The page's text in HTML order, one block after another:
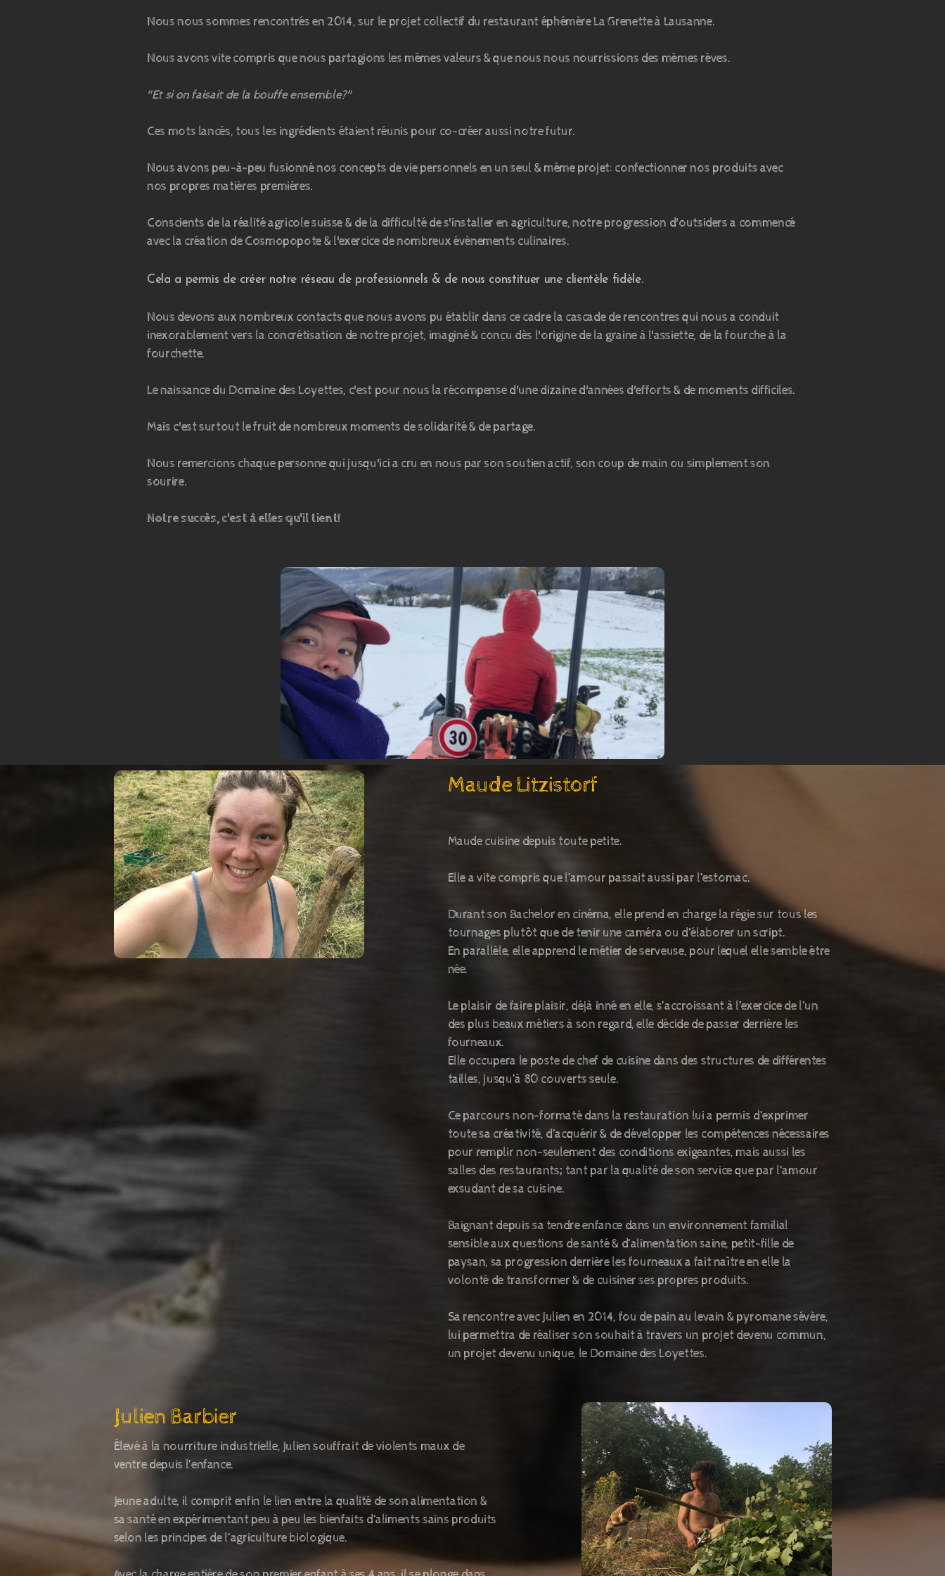
Nous nous sommes rencontrés en 2014, sur le projet collectif du restaurant éphémère La Grenette à Lausanne.
Nous avons vite compris que nous partagions les mêmes valeurs & que nous nous nourrissions des mêmes rêves.
"Et si on faisait de la bouffe ensemble?"
Ces mots lancés, tous les ingrédients étaient réunis pour co-créer aussi notre futur.
Nous avons peu-à-peu fusionné nos concepts de vie personnels en un seul & même projet: confectionner nos produits avec
nos propres matières premières.
Conscients de la réalité agricole suisse & de la difficulté de s'installer en agriculture, notre progression d'outsiders a commencé
avec la création de Cosmopopote & l'exercice de nombreux évènements culinaires.
Cela a permis de créer notre réseau de professionnels & de nous constituer une clientèle fidèle.
Nous devons aux nombreux contacts que nous avons pu établir dans ce cadre la cascade de rencontres qui nous a conduit
inexorablement vers la concrétisation de notre projet, imaginé & conçu dès l'origine de la graine à l'assiette, de la fourche à la
fourchette.
Le naissance du Domaine des Loyettes, c'est pour nous la récompense d'une dizaine d'années d'efforts & de moments difficiles.
Mais c'est surtout le fruit de nombreux moments de solidarité & de partage.
Nous remercions chaque personne qui jusqu'ici a cru en nous par son soutien actif, son coup de main ou simplement son
sourire.
Notre succès, c'est à elles qu'il tient!
Maude Litzistorf
Maude cuisine depuis toute petite.
Elle a vite compris que l’amour passait aussi par l’estomac.
Durant son Bachelor en cinéma, elle prend en charge la régie sur tous les
tournages plutôt que de tenir une caméra ou d’élaborer un script.
En parallèle, elle apprend le métier de serveuse, pour lequel elle semble être
née.
Le plaisir de faire plaisir, déjà inné en elle, s’accroissant à l’exercice de l’un
des plus beaux métiers à son regard, elle décide de passer derrière les
fourneaux.
Elle occupera le poste de chef de cuisine dans des structures de différentes
tailles, jusqu’à 80 couverts seule.
Ce parcours non-formaté dans la restauration lui a permis d’exprimer
toute sa créativité, d’acquérir & de développer les compétences nécessaires
pour remplir non-seulement des conditions exigeantes, mais aussi les
salles des restaurants; tant par la qualité de son service que par l’amour
exsudant de sa cuisine.
Baignant depuis sa tendre enfance dans un environnement familial
sensible aux questions de santé & d’alimentation saine, petit-fille de
paysan, sa progression derrière les fourneaux a fait naître en elle la
volonté de transformer & de cuisiner ses propres produits.
Sa rencontre avec Julien en 2014, fou de pain au levain & pyromane sévère,
lui permettra de réaliser son souhait à travers un projet devenu commun,
un projet devenu unique, le Domaine des Loyettes.
Julien Barbier
Élevé à la nourriture industrielle, Julien souffrait de violents maux de
ventre depuis l’enfance.
Jeune adulte, il comprit enfin le lien entre la qualité de son alimentation &
sa santé en expérimentant peu à peu les bienfaits d’aliments sains produits
selon les principes de l’agriculture biologique.